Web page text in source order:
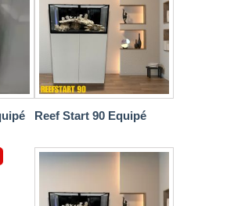
Reef Start 90 Equipé